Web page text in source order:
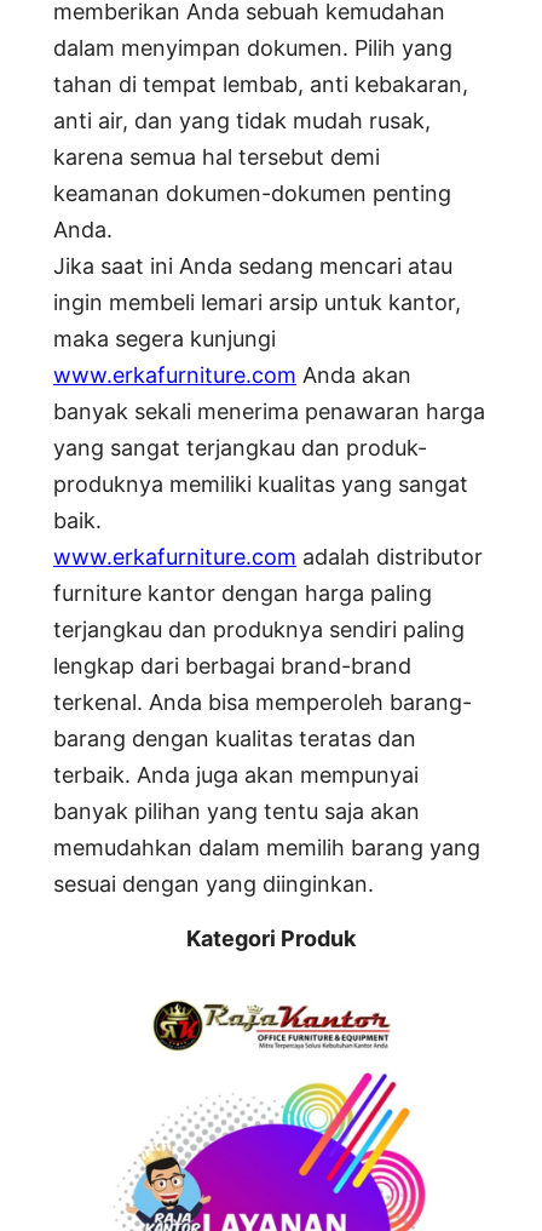
memberikan Anda sebuah kemudahan
dalam menyimpan dokumen. Pilih yang
tahan di tempat lembab, anti kebakaran,
anti air, dan yang tidak mudah rusak,
karena semua hal tersebut demi
keamanan dokumen-dokumen penting
Anda.
Jika saat ini Anda sedang mencari atau
ingin membeli lemari arsip untuk kantor,
maka segera kunjungi
www.erkafurniture.com Anda akan
banyak sekali menerima penawaran harga
yang sangat terjangkau dan produk-
produknya memiliki kualitas yang sangat
baik.
www.erkafurniture.com adalah distributor
furniture kantor dengan harga paling
terjangkau dan produknya sendiri paling
lengkap dari berbagai brand-brand
terkenal. Anda bisa memperoleh barang-
barang dengan kualitas teratas dan
terbaik. Anda juga akan mempunyai
banyak pilihan yang tentu saja akan
memudahkan dalam memilih barang yang
sesuai dengan yang diinginkan.
Kategori Produk